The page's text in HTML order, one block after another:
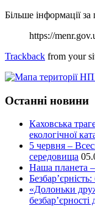
Більше інформації
https://
Trackback from your
Останні новини
Каховська
екологічної
5 червня –
середовища
Наша планета –
«Долоньки
безбар’єрності